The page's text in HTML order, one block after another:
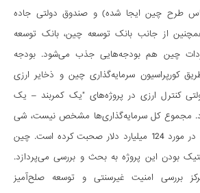
طرح چین ایجا شده) و صندوق دولتی جاده
از جانب بانک توسعه چین، بانک توسعه
چین هم بودجه‌هایی جذب می‌شود. بودجه
کورپراسیون سرمایه‌گذاری چین و ذخایر ارزی
کنترل ارزی در پروژه‌های "یک کمربند – یک
مجموع کل سرمایه‌گذاری‌ها مشخص نیست، شی
جین پینگ در این اجلاس در مورد 124 میلیارد دلار صحبت کرده است. چین
بودن این پروژه به بحث و بررسی می‌پردازد.
بررسی امنیت غیرسنتی و توسعه صلح‌آمیز